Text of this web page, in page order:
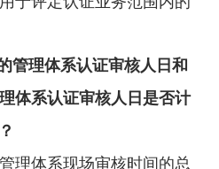
管理体系认证审核人日和
体系认证审核人日是否计
理体系现场审核时间的总